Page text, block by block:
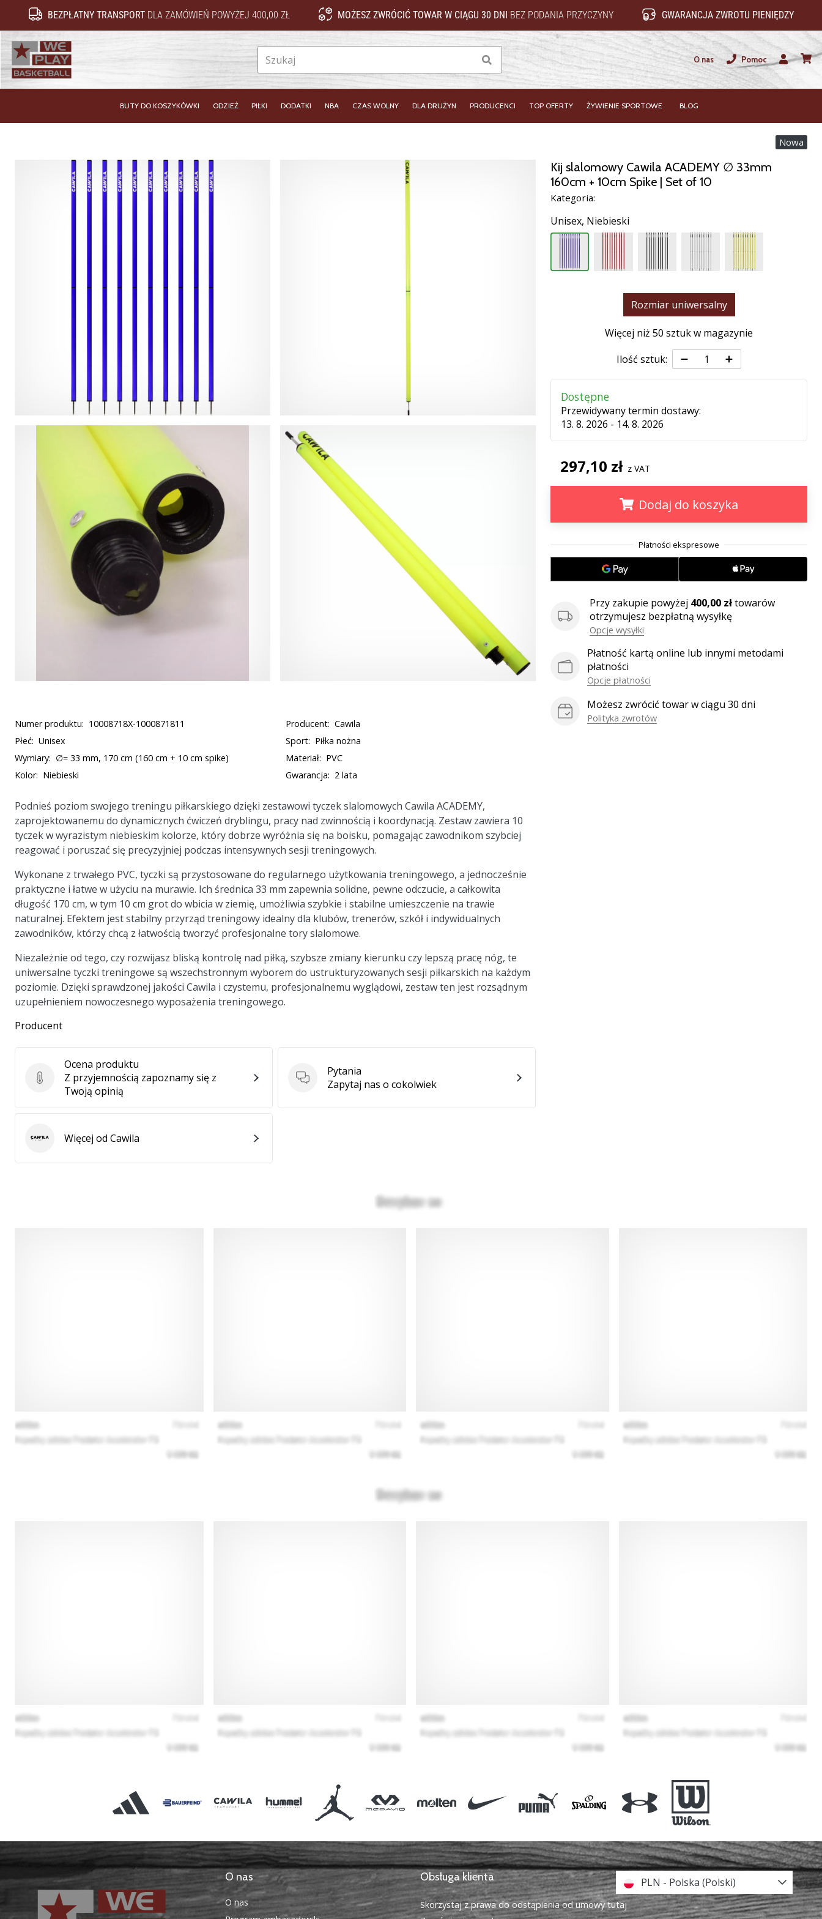
BEZPŁATNY TRANSPORT DLA ZAMÓWIEŃ POWYŻEJ 400,00 ZŁ MOŻESZ ZWRÓCIĆ TOWAR W CIĄGU 30 DNI BEZ PODANIA PRZYCZYNY GWARANCJA ZWROTU PIENIĘDZY
Szukaj O nas
Pomoc
Użytkownik
BUTY DO KOSZYKÓWKI ODZIEŻ PIŁKI DODATKI NBA CZAS WOLNY DLA DRUŻYN PRODUCENCI TOP OFERTY ŻYWIENIE SPORTOWE BLOG
Nowa
Kij slalomowy Cawila ACADEMY ∅ 33mm
160cm + 10cm Spike | Set of 10
Kategoria:
Unisex, Niebieski
Rozmiar uniwersalny
Więcej niż 50 sztuk w magazynie
Ilość sztuk:
Dostępne
Przewidywany termin dostawy:
13. 8. 2026 - 14. 8. 2026
297,10 zł z VAT
Dodaj do koszyka
Przy zakupie powyżej 400,00 złtowarów
otrzymujesz bezpłatną wysyłkę
Opcje wysyłki
Płatność kartą online lub innymi metodami
płatności
Opcje płatności
Możesz zwrócić towar w ciągu 30 dni
Polityka zwrotów
Numer produktu: 10008718X-1000871811 Producent: Cawila
Płeć: Unisex Sport: Piłka nożna
Wymiary: ∅= 33 mm, 170 cm (160 cm + 10 cm spike) Materiał: PVC
Kolor: Niebieski Gwarancja: 2 lata
Podnieś poziom swojego treningu piłkarskiego dzięki zestawowi tyczek slalomowych Cawila ACADEMY,
zaprojektowanemu do dynamicznych ćwiczeń dryblingu, pracy nad zwinnością i koordynacją. Zestaw zawiera 10
tyczek w wyrazistym niebieskim kolorze, który dobrze wyróżnia się na boisku, pomagając zawodnikom szybciej
reagować i poruszać się precyzyjniej podczas intensywnych sesji treningowych.
Wykonane z trwałego PVC, tyczki są przystosowane do regularnego użytkowania treningowego, a jednocześnie
praktyczne i łatwe w użyciu na murawie. Ich średnica 33 mm zapewnia solidne, pewne odczucie, a całkowita
długość 170 cm, w tym 10 cm grot do wbicia w ziemię, umożliwia szybkie i stabilne umieszczenie na trawie
naturalnej. Efektem jest stabilny przyrząd treningowy idealny dla klubów, trenerów, szkół i indywidualnych
zawodników, którzy chcą z łatwością tworzyć profesjonalne tory slalomowe.
Niezależnie od tego, czy rozwijasz bliską kontrolę nad piłką, szybsze zmiany kierunku czy lepszą pracę nóg, te
uniwersalne tyczki treningowe są wszechstronnym wyborem do ustrukturyzowanych sesji piłkarskich na każdym
poziomie. Dzięki sprawdzonej jakości Cawila i czystemu, profesjonalnemu wyglądowi, zestaw ten jest rozsądnym
uzupełnieniem nowoczesnego wyposażenia treningowego.
Producent
Ocena produktu
Ocena produktu
Z przyjemnością zapoznamy się z
Twoją opinią
Pytania
Pytania
Zapytaj nas o cokolwiek
CawilaWięcej od Cawila
O nas
O nas
Obsługa klienta
Skorzystaj z prawa do odstąpienia od umowy tutaj
PLN - Polska (Polski)